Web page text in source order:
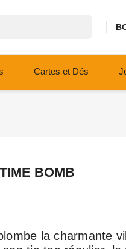
Cartes et Dés
BOMB
la charmante